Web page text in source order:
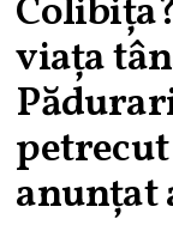
viața
anunțat